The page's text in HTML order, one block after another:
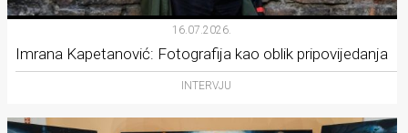
16.07.2026.
Imrana Kapetanović: Fotografija kao oblik pripovijedanja
INTERVJU